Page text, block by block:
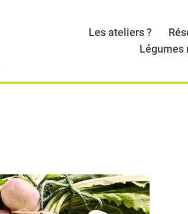
Les ateliers ?
Légumes